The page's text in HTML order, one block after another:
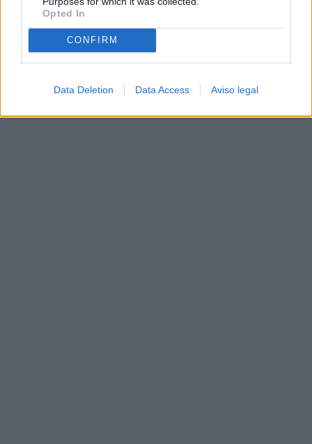
Opted In
CONFIRM
Data Deletion Data Access Aviso legal